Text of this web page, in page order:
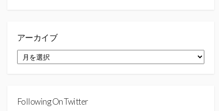
アーカイブ
ー
Following On Twitter